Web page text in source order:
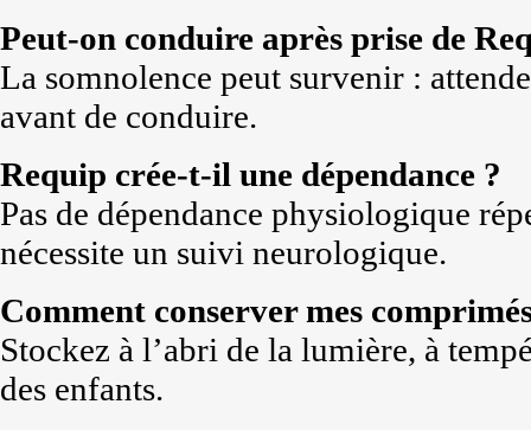
Peut-on conduire après prise de
La somnolence peut survenir :
avant de conduire.
Requip crée-t-il une dépendance ?
Pas de dépendance physiologique
nécessite un suivi neurologique.
Comment conserver mes
Stockez à l’abri de la lumière, à
des enfants.